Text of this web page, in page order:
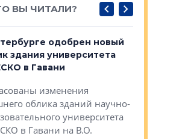
ВЫ ЧИТАЛИ?
одобрен новый
здания университета
в Гавани
изменения
облика зданий научно-
университета
в Гавани на В.О.